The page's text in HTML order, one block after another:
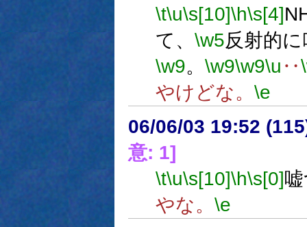
\t\u\s[10]\h\s[4]
て、 \w5反射的
\w9。 \w9\w9\u ‥
やけどな。 \e
06/06/03 19:52
意: 1]
\t\u\s[10]\h\s[0]
やな。 \e